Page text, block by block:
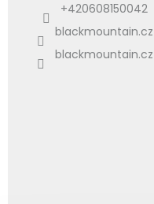
+420608150042
blackmountain.cz
blackmountain.cz